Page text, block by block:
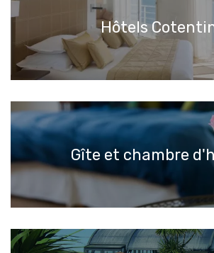
Hôtels
Gîte et chambre